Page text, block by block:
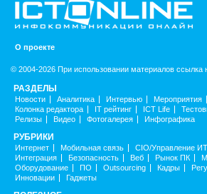
О проекте
© 2004-2026 При использовании материалов ссылка
РАЗДЕЛЫ
Новости Аналитика Интервью Мероприятия
Колонка редактора
IT рейтинг ICT Life
Релизы
Видео Фотогалерея Инфографика
РУБРИКИ
Интернет Мобильная связь CIO/Управление ИТ
Интеграция
Безопасность Веб Рынок ПК
Оборудование
ПО Outsourcing Кадры
Инновации
Гаджеты